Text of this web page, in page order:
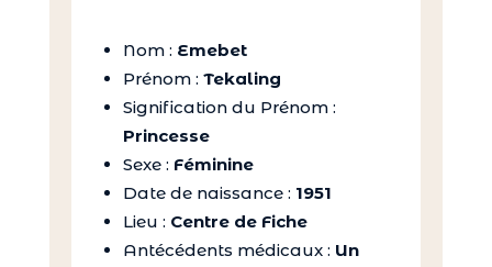
Nom : Emebet
Prénom : Tekaling
Signification du Prénom :
Princesse
Sexe : Féminine
Date de naissance : 1951
Lieu : Centre de Fiche
Antécédents médicaux : Un